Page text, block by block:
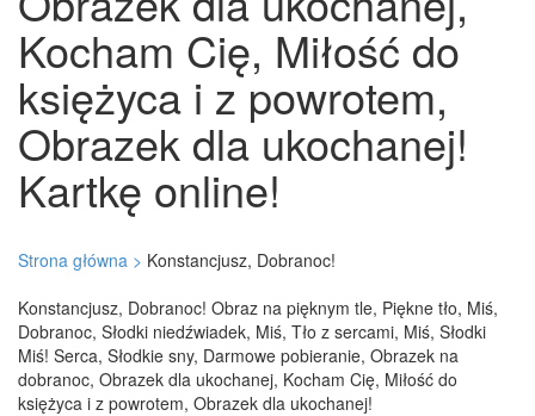
Kocham Cię, Miłość do
księżyca i z powrotem,
Obrazek dla ukochanej!
Kartkę online!
Strona główna > Konstancjusz, Dobranoc!
Konstancjusz, Dobranoc! Obraz na pięknym tle, Piękne tło, Miś,
Dobranoc, Słodki niedźwiadek, Miś, Tło z sercami, Miś, Słodki
Miś! Serca, Słodkie sny, Darmowe pobieranie, Obrazek na
dobranoc, Obrazek dla ukochanej, Kocham Cię, Miłość do
księżyca i z powrotem, Obrazek dla ukochanej!